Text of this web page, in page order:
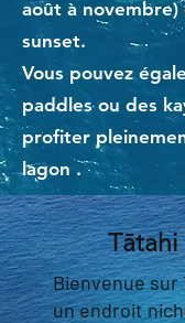
août à
sunset.
Vous pouvez
paddles ou des
profiter
lagon .
Tātahi
Bienvenue sur
un endroit